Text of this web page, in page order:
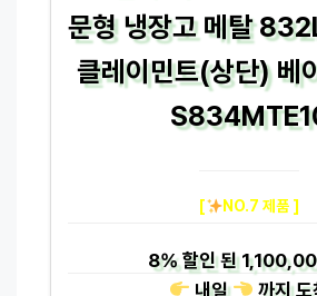
문형 냉장고 메탈
클레이민트(상단) 베
[ NO.7 제품 ]
8%할인 된
내일
까지도